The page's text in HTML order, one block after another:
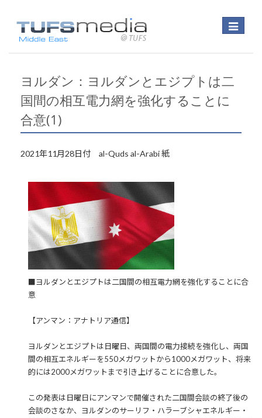
Toggle
ヨルダン：ヨルダンとエジプトは二
国間の相互電力網を強化することに
合意(1)
2021年11月28日付 al-Quds al-Arabi 紙
■ヨルダンとエジプトは二国間の相互電力網を強化することに合
意
【アンマン：アナトリア通信】
ヨルダンとエジプトは日曜日、両国間の電力接続を強化し、両国
間の相互エネルギーを550メガワットから1000メガワット、将来
的には2000メガワットまで引き上げることに合意した。
この発表は日曜日にアンマンで開催された二国間会談の終了後の
会談のさなか、ヨルダンのサーリフ・ハラーブシャエネルギー・